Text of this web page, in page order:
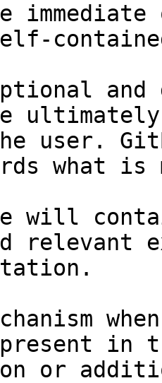
and
user.
what
will
relevant
in
or